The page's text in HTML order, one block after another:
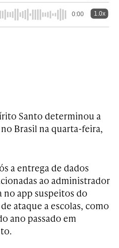
0:00 1.0x
Santo determinou a
Brasil na quarta-feira,
a entrega de dados
ao administrador
app suspeitos do
ataque a escolas, como
ano passado em